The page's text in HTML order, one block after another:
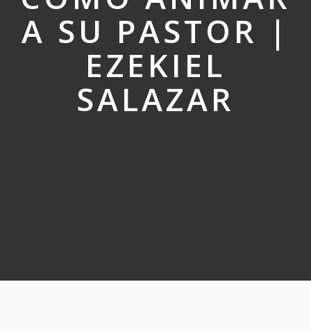
A SU PASTOR |
EZEKIEL
SALAZAR